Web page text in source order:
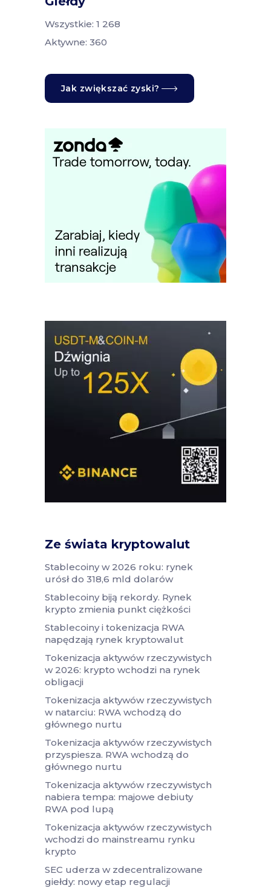
Wszystkie: 1 268
Aktywne: 360
Jak zwiększać zyski?
Ze świata kryptowalut
Stablecoiny w 2026 roku: rynek
urósł do 318,6 mld dolarów
Stablecoiny biją rekordy. Rynek
krypto zmienia punkt ciężkości
Stablecoiny i tokenizacja RWA
napędzają rynek kryptowalut
Tokenizacja aktywów rzeczywistych
w 2026: krypto wchodzi na rynek
obligacji
Tokenizacja aktywów rzeczywistych
w natarciu: RWA wchodzą do
głównego nurtu
Tokenizacja aktywów rzeczywistych
przyspiesza. RWA wchodzą do
głównego nurtu
Tokenizacja aktywów rzeczywistych
nabiera tempa: majowe debiuty
RWA pod lupą
Tokenizacja aktywów rzeczywistych
wchodzi do mainstreamu rynku
krypto
SEC uderza w zdecentralizowane
giełdy: nowy etap regulacji